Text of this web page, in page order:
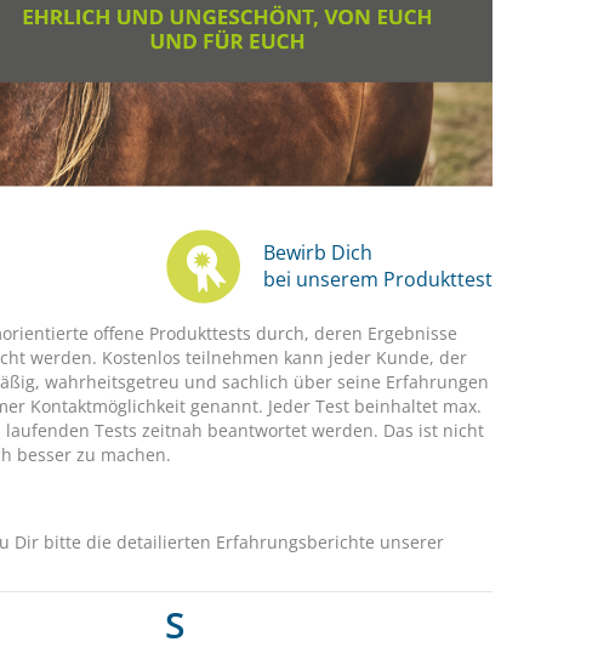
Bewirb Dich
bei unserem Produkttest
offene Produkttests durch, deren Ergebnisse
werden. Kostenlos teilnehmen kann jeder Kunde, der
wahrheitsgetreu und sachlich über seine Erfahrungen
Kontaktmöglichkeit genannt. Jeder Test beinhaltet max.
Tests zeitnah beantwortet werden. Das ist nicht
besser zu machen.
Dir bitte die detailierten Erfahrungsberichte unserer
S